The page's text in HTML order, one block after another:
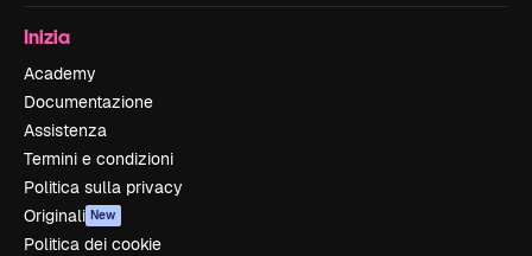
Inizia
Academy
Documentazione
Assistenza
Termini e condizioni
Politica sulla privacy
Originali New
Politica dei cookie